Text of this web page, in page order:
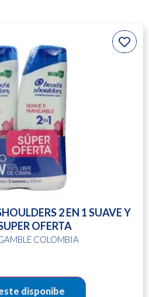
2 EN 1 SUAVE Y
OFERTA
COLOMBIA